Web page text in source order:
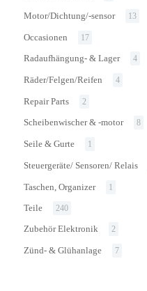
Motor/Dichtung/-sensor 13
Occasionen 17
Radaufhängung- & Lager 4
Räder/Felgen/Reifen 4
Repair Parts 2
Scheibenwischer & -motor 8
Seile & Gurte 1
Steuergeräte/ Sensoren/ Relais
Taschen, Organizer 1
Teile 240
Zubehör Elektronik 2
Zünd- & Glühanlage 7